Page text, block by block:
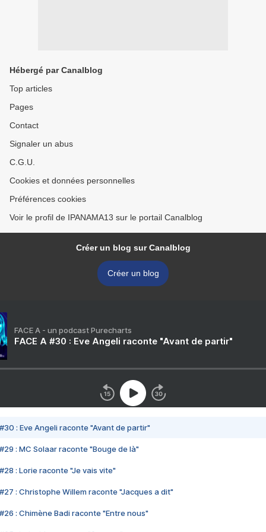
Hébergé par Canalblog
Top articles
Pages
Contact
Signaler un abus
C.G.U.
Cookies et données personnelles
Préférences cookies
Voir le profil de IPANAMA13 sur le portail Canalblog
Créer un blog sur Canalblog
Créer un blog
FACE A - un podcast Purecharts
FACE A #30 : Eve Angeli raconte "Avant de partir"
#30 : Eve Angeli raconte "Avant de partir"
#29 : MC Solaar raconte "Bouge de là"
#28 : Lorie raconte "Je vais vite"
#27 : Christophe Willem raconte "Jacques a dit"
#26 : Chimène Badi raconte "Entre nous"